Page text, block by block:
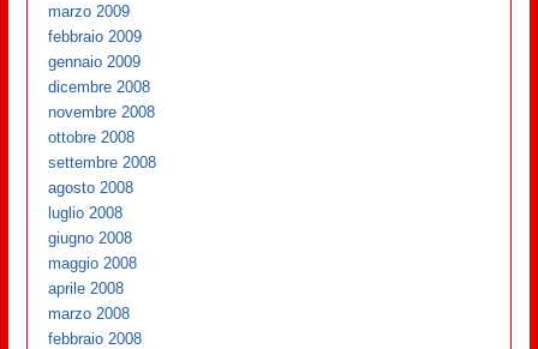
marzo 2009
febbraio 2009
gennaio 2009
dicembre 2008
novembre 2008
ottobre 2008
settembre 2008
agosto 2008
luglio 2008
giugno 2008
maggio 2008
aprile 2008
marzo 2008
febbraio 2008